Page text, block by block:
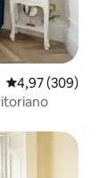
4,97 de uma
4,97 (309)